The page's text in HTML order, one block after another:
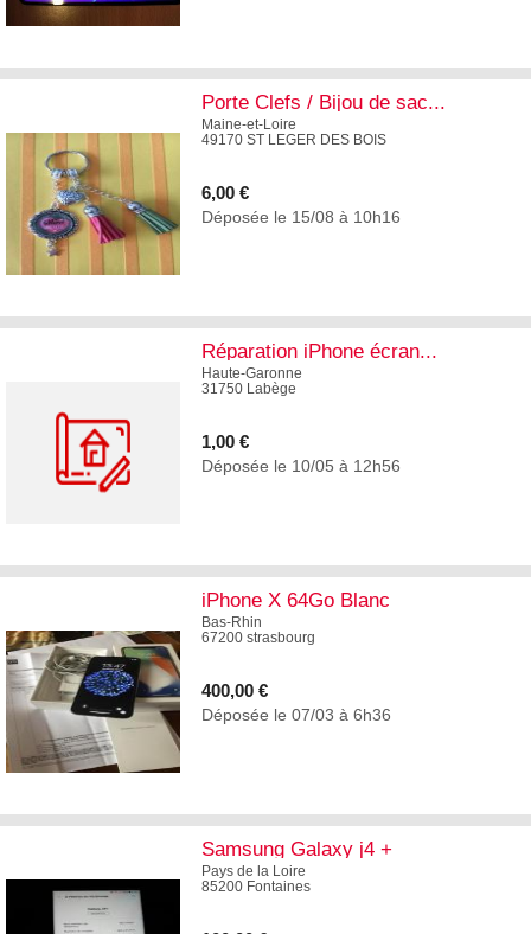
Porte Clefs / Bijou de sac...
Maine-et-Loire
49170 ST LEGER DES BOIS
6,00 €
Déposée le 15/08 à 10h16
Réparation iPhone écran...
Haute-Garonne
31750 Labège
1,00 €
Déposée le 10/05 à 12h56
iPhone X 64Go Blanc
Bas-Rhin
67200 strasbourg
400,00 €
Déposée le 07/03 à 6h36
Samsung Galaxy j4 +
Pays de la Loire
85200 Fontaines